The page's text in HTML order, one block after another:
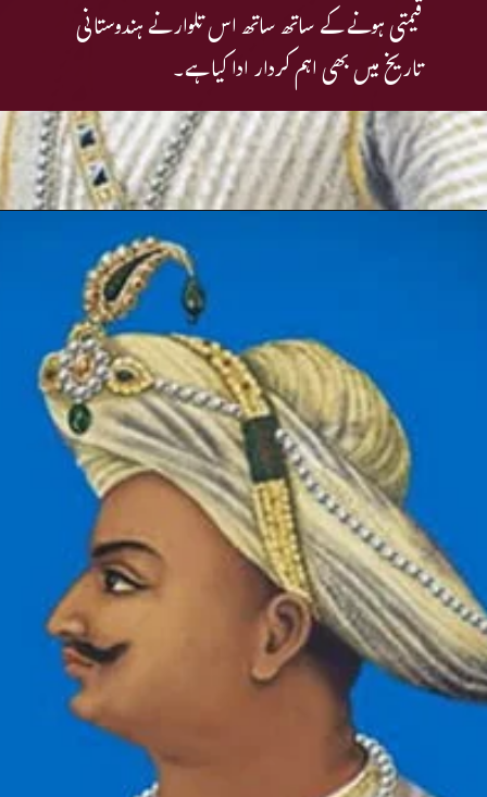
قیمتی ہونے کے ساتھ ساتھ اس تلوار نے ہندوستانی
تاریخ میں بھی اہم کردار ادا کیا ہے۔